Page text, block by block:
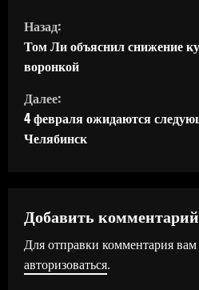
П
р
о
д
о
ж
и
Назад:
Том Ли объяснил снижение
воронкой
Далее:
4 февраля ожидаются
Челябинск
Добавить комментарий
Для отправки комментария
авторизоваться.